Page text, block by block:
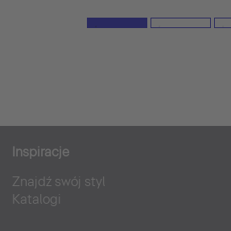
Inspiracje
Znajdź swój styl
Katalogi